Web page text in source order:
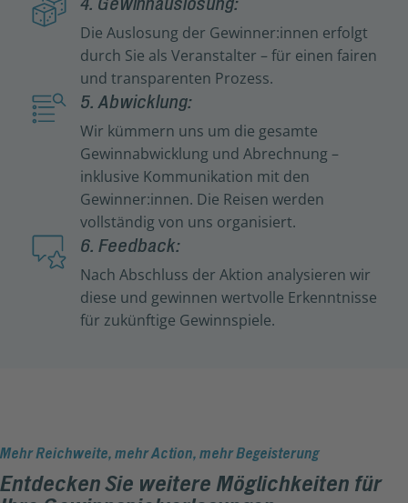
Die Auslosung der Gewinner:innen erfolgt
durch Sie als Veranstalter – für einen fairen
und transparenten Prozess.
5. Abwicklung:
Wir kümmern uns um die gesamte
Gewinnabwicklung und Abrechnung –
inklusive Kommunikation mit den
Gewinner:innen. Die Reisen werden
vollständig von uns organisiert.
6. Feedback:
Nach Abschluss der Aktion analysieren wir
diese und gewinnen wertvolle Erkenntnisse
für zukünftige Gewinnspiele.
Mehr Reichweite, mehr Action, mehr Begeisterung
Entdecken Sie weitere Möglichkeiten für